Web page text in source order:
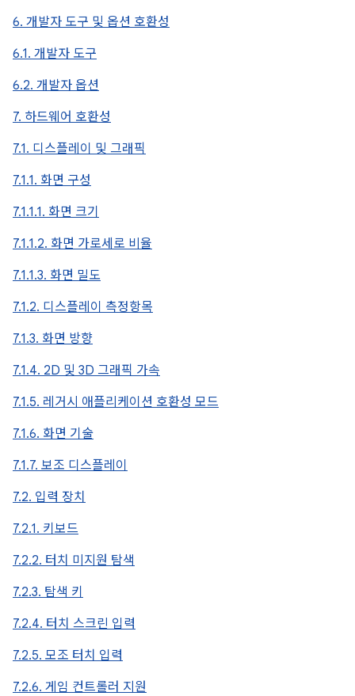
6. 개발자 도구 및 옵션 호환성
6.1. 개발자 도구
6.2. 개발자 옵션
7. 하드웨어 호환성
7.1. 디스플레이 및 그래픽
7.1.1. 화면 구성
7.1.1.1. 화면 크기
7.1.1.2. 화면 가로세로 비율
7.1.1.3. 화면 밀도
7.1.2. 디스플레이 측정항목
7.1.3. 화면 방향
7.1.4. 2D 및 3D 그래픽 가속
7.1.5. 레거시 애플리케이션 호환성 모드
7.1.6. 화면 기술
7.1.7. 보조 디스플레이
7.2. 입력 장치
7.2.1. 키보드
7.2.2. 터치 미지원 탐색
7.2.3. 탐색 키
7.2.4. 터치 스크린 입력
7.2.5. 모조 터치 입력
7.2.6. 게임 컨트롤러 지원